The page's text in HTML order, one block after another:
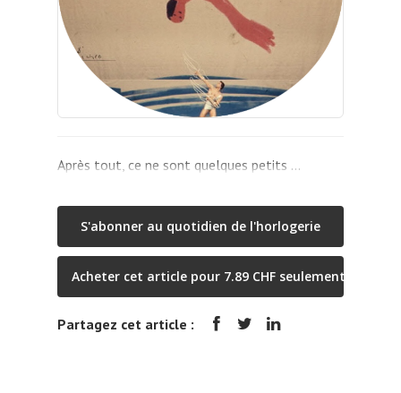
Après tout, ce ne sont quelques petits …
S'abonner au quotidien de l'horlogerie
Acheter cet article pour 7.89 CHF seulement
Partagez cet article :